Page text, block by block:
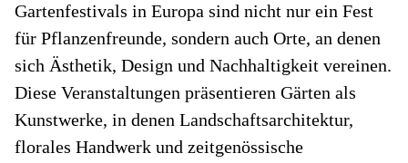
Gartenfestivals in Europa sind nicht nur ein Fest
für Pflanzenfreunde, sondern auch Orte, an denen
sich Ästhetik, Design und Nachhaltigkeit vereinen.
Diese Veranstaltungen präsentieren Gärten als
Kunstwerke, in denen Landschaftsarchitektur,
florales Handwerk und zeitgenössische